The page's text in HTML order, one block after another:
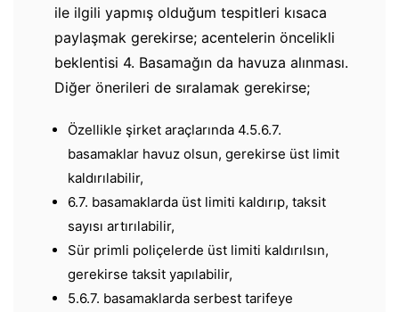
ile ilgili yapmış olduğum tespitleri kısaca
paylaşmak gerekirse; acentelerin öncelikli
beklentisi 4. Basamağın da havuza alınması.
Diğer önerileri de sıralamak gerekirse;
Özellikle şirket araçlarında 4.5.6.7.
basamaklar havuz olsun, gerekirse üst limit
kaldırılabilir,
6.7. basamaklarda üst limiti kaldırıp, taksit
sayısı artırılabilir,
Sür primli poliçelerde üst limiti kaldırılsın,
gerekirse taksit yapılabilir,
5.6.7. basamaklarda serbest tarifeye